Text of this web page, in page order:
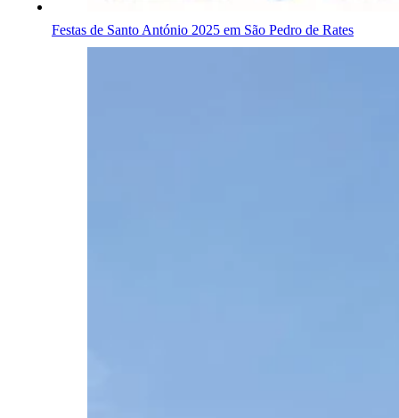
Festas de Santo António 2025 em São Pedro de Rates